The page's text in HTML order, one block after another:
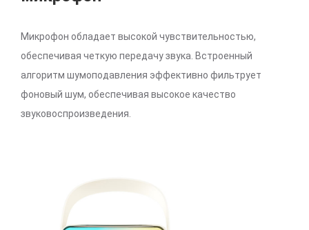
Микрофон обладает высокой чувствительностью,
обеспечивая четкую передачу звука. Встроенный
алгоритм шумоподавления эффективно фильтрует
фоновый шум, обеспечивая высокое качество
звуковоспроизведения.